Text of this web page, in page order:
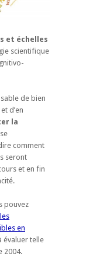
et échelles
scientifique
de bien
d’en
la
comment
seront
et en fin
pouvez
en
évaluer telle
2004.